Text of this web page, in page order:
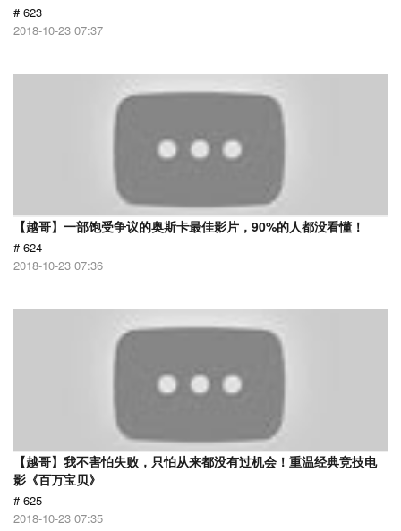
# 623
2018-10-23 07:37
【越哥】一部饱受争议的奥斯卡最佳影片，90%的人都没看懂！
# 624
2018-10-23 07:36
【越哥】我不害怕失败，只怕从来都没有过机会！重温经典竞技电
影《百万宝贝》
# 625
2018-10-23 07:35